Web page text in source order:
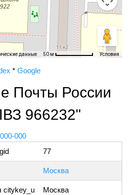
данные 50 м Условия
* Google
Почты России
966232"
000
77
Москва
citykey_u Москва